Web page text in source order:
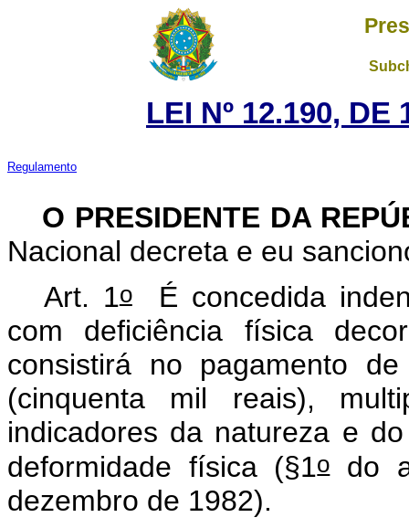
LEI Nº 12.190, DE
Regulamento
O PRESIDENTE DA
Nacional decreta e eu
Art. 1oÉ concedida
com deficiência física
consistirá no pagamento
(cinquenta mil reais),
indicadores da natureza e
deformidade física (§1odo
dezembro de 1982).